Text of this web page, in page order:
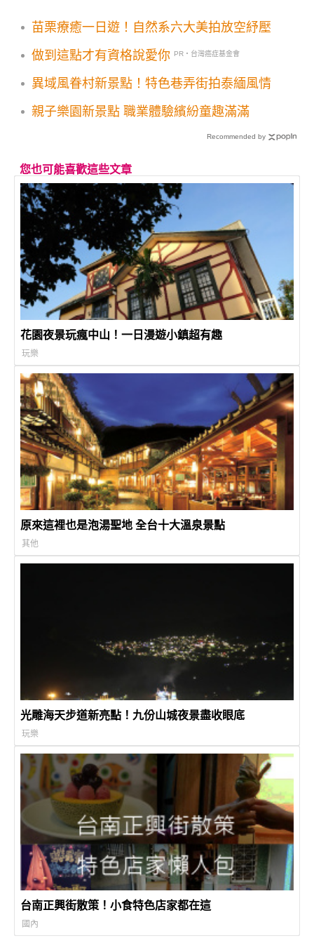
苗栗療癒一日遊！自然系六大美拍放空紓壓
做到這點才有資格說愛你 PR・台灣癌症基金會
異域風眷村新景點！特色巷弄街拍泰緬風情
親子樂園新景點 職業體驗繽紛童趣滿滿
Recommended by
您也可能喜歡這些文章
花園夜景玩瘋中山！一日漫遊小鎮超有趣
玩樂
原來這裡也是泡湯聖地 全台十大溫泉景點
其他
光雕海天步道新亮點！九份山城夜景盡收眼底
玩樂
台南正興街散策！小食特色店家都在這
國內